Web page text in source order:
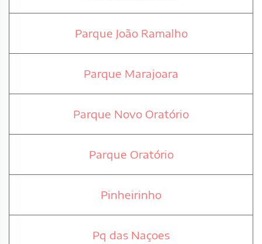
Parque João Ramalho
Parque Marajoara
Parque Novo Oratório
Parque Oratório
Pinheirinho
Pq das Naçoes